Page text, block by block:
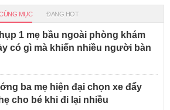
MỤC ĐANG HOT
1 mẹ bầu ngoài phòng khám
có gì mà khiến nhiều người bàn
ba mẹ hiện đại chọn xe đẩy
cho bé khi đi lại nhiều